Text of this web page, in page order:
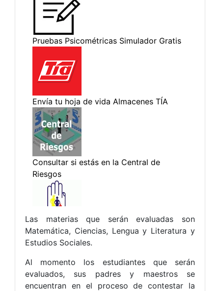
Las materias que serán evaluadas son
Matemática, Ciencias, Lengua y Literatura y
Estudios Sociales.
Al momento los estudiantes que serán
evaluados, sus padres y maestros se
encuentran en el proceso de contestar la